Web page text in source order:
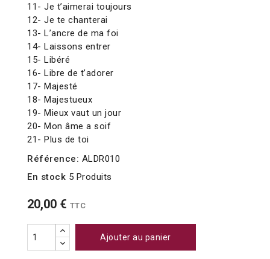
11- Je t’aimerai toujours
12- Je te chanterai
13- L’ancre de ma foi
14- Laissons entrer
15- Libéré
16- Libre de t’adorer
17- Majesté
18- Majestueux
19- Mieux vaut un jour
20- Mon âme a soif
21- Plus de toi
Référence: ALDR010
En stock 5 Produits
20,00 € TTC
Ajouter au panier